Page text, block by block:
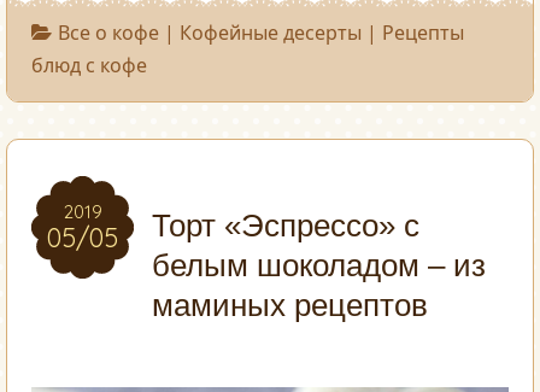
Все о кофе| Кофейные десерты | Рецепты
блюд с кофе
2019
05/05
2019
05/05
Торт «Эспрессо» с
белым шоколадом – из
маминых рецептов